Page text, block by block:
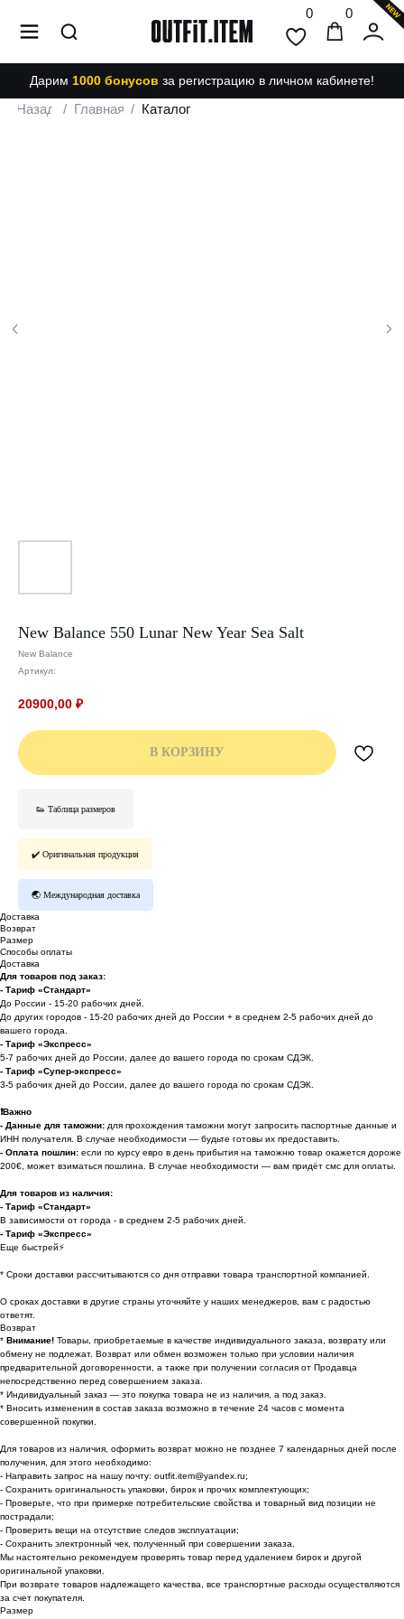
Назад Главная
/ Каталог
/
New Balance 550 Lunar New Year Sea Salt
New Balance
Артикул:
20900,00 ₽
В КОРЗИНУ
👟 Таблица размеров
✔️ Оригинальная продукция
🌏 Международная доставка
Доставка
Возврат
Размер
Способы оплаты
Доставка
Для товаров под заказ:
- Тариф «Стандарт»
До России - 15-20 рабочих дней.
До других городов - 15-20 рабочих дней до России + в среднем 2-5 рабочих дней до
вашего города.
- Тариф «Экспресс»
5-7 рабочих дней до России, далее до вашего города по срокам СДЭК.
- Тариф «Супер-экспресс»
3-5 рабочих дней до России, далее до вашего города по срокам СДЭК.
❗️Важно
- Данные для таможни: для прохождения таможни могут запросить паспортные данные и
ИНН получателя. В случае необходимости — будьте готовы их предоставить.
- Оплата пошлин: если по курсу евро в день прибытия на таможню товар окажется дороже
200€, может взиматься пошлина. В случае необходимости — вам придёт смс для оплаты.
Для товаров из наличия:
- Тариф «Стандарт»
В зависимости от города - в среднем 2-5 рабочих дней.
- Тариф «Экспресс»
Еще быстрей⚡
* Cроки доставки рассчитываются со дня отправки товара транспортной компанией.
О сроках доставки в другие страны уточняйте у наших менеджеров, вам с радостью
ответят.
Возврат
* Внимание! Товары, приобретаемые в качестве индивидуального заказа, возврату или
обмену не подлежат. Возврат или обмен возможен только при условии наличия
предварительной договоренности, а также при получении согласия от Продавца
непосредственно перед совершением заказа.
* Индивидуальный заказ — это покупка товара не из наличия, а под заказ.
* Вносить изменения в состав заказа возможно в течение 24 часов с момента
совершенной покупки.
Для товаров из наличия, оформить возврат можно не позднее 7 календарных дней после
получения, для этого необходимо:
- Направить запрос на нашу почту: outfit.item@yandex.ru;
- Сохранить оригинальность упаковки, бирок и прочих комплектующих;
- Проверьте, что при примерке потребительские свойства и товарный вид позиции не
пострадали;
- Проверить вещи на отсутствие следов эксплуатации;
- Сохранить электронный чек, полученный при совершении заказа.
Мы настоятельно рекомендуем проверять товар перед удалением бирок и другой
оригинальной упаковки.
При возврате товаров надлежащего качества, все транспортные расходы осуществляются
за счет покупателя.
Размер